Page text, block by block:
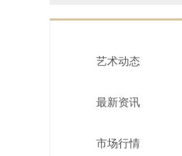
艺术动态
最新资讯
市场行情